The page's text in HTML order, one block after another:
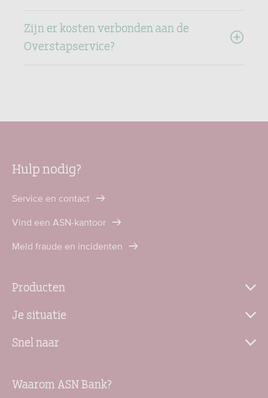
Zijn er kosten verbonden aan de
Overstapservice?
Hulp nodig?
Service en contact
Vind een ASN-kantoor
Meld fraude en incidenten
Producten
Je situatie
Snel naar
Waarom ASN Bank?